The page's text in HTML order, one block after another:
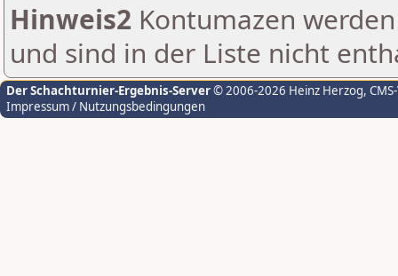
Hinweis2 Kontumazen
und sind in der Liste nicht
Der Schachturnier-Ergebnis-Server© 2006-2026 Heinz Herzog,
Impressum / Nutzungsbedingungen